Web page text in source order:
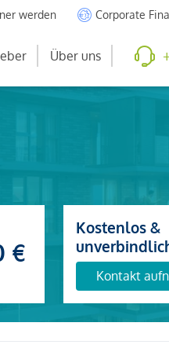
werden Corporate
Über uns
€
Kostenlos &
Kontakt